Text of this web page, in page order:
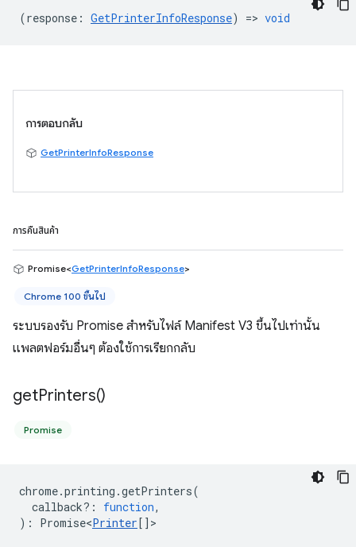
(response : GetPrinterInfoResponse) => void
การตอบกลับ
GetPrinterInfoResponse
การคืนสินค้า
Promise<GetPrinterInfoResponse>
Chrome 100 ขึ้นไป
ระบบรองรับ Promise สำหรับไฟล์ Manifest V3 ขึ้นไปเท่านั้น
แพลตฟอร์มอื่นๆ ต้องใช้การเรียกกลับ
getPrinters()
Promise
chrome.printing .getPrinters(
callback? : function,
) : Promise<Printer[] >